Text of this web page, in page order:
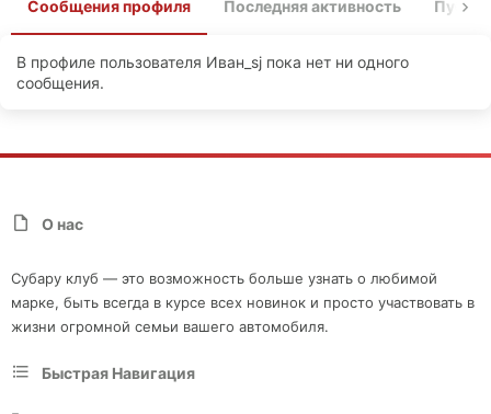
Сообщения профиля Последняя активность
В профиле пользователя Иван_sj пока нет ни одного
сообщения.
О нас
Субару клуб — это возможность больше узнать о любимой
марке, быть всегда в курсе всех новинок и просто участвовать в
жизни огромной семьи вашего автомобиля.
Быстрая Навигация